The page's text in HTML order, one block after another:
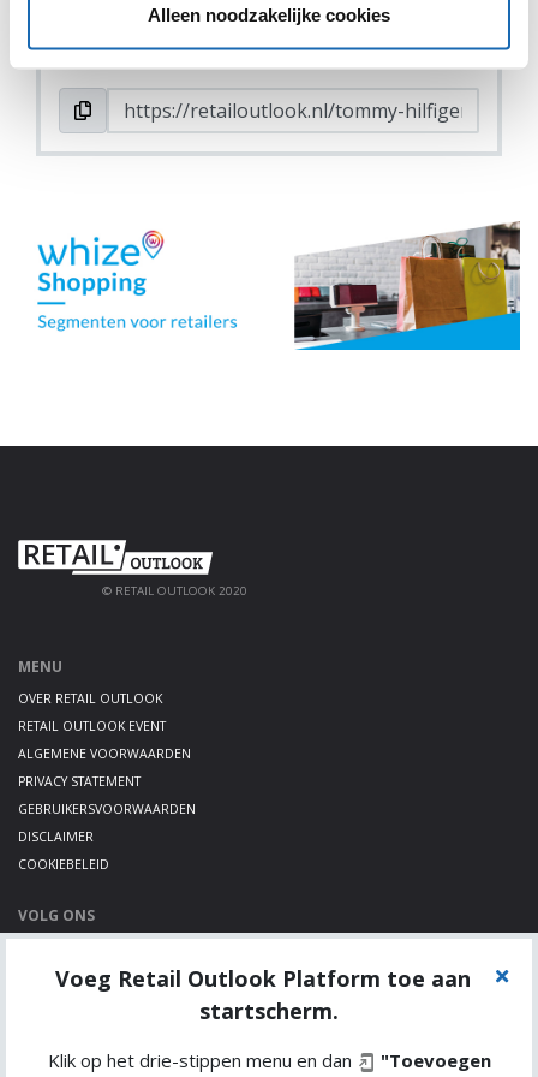
Alleen noodzakelijke cookies
© RETAIL OUTLOOK 2020
MENU
OVER RETAIL OUTLOOK
RETAIL OUTLOOK EVENT
ALGEMENE VOORWAARDEN
PRIVACY STATEMENT
GEBRUIKERSVOORWAARDEN
DISCLAIMER
COOKIEBELEID
VOLG ONS
TWITTER
Voeg Retail Outlook Platform toe aan
startscherm.
Klik op het drie-stippen menu en dan
"Toevoegen